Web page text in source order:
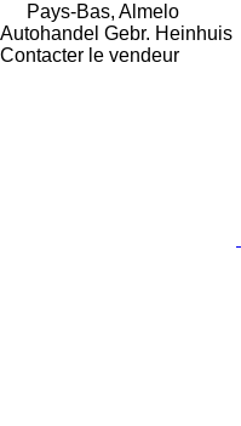
Pays-Bas, Almelo
Autohandel Gebr. Heinhuis
Contacter le vendeur